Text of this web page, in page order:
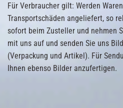
Für Verbraucher gilt: Werden
Transportschäden angeliefert, so
sofort beim Zusteller und nehmen
mit uns auf und senden Sie uns
(Verpackung und Artikel). Für
Ihnen ebenso Bilder anzufertigen.